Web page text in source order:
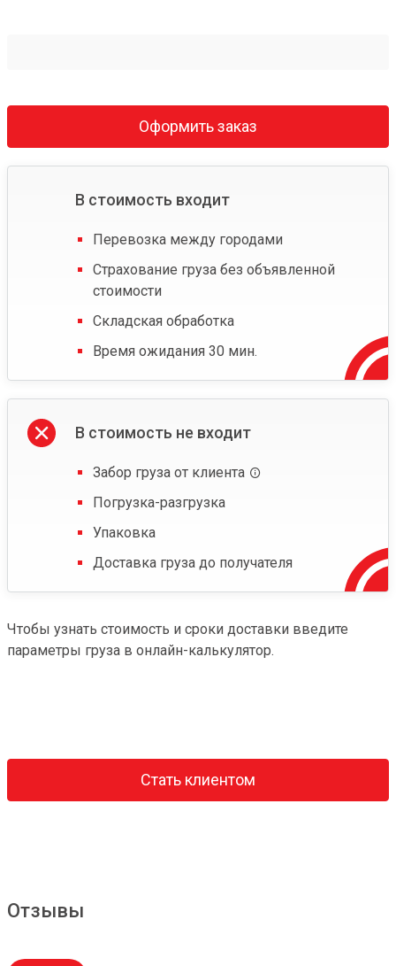
Оформить заказ
В стоимость входит
Перевозка между городами
Страхование груза без объявленной
стоимости
Складская обработка
Время ожидания 30 мин.
В стоимость не входит
Забор груза от клиента
Погрузка-разгрузка
Упаковка
Доставка груза до получателя
Чтобы узнать стоимость и сроки доставки введите
параметры груза в онлайн-калькулятор.
Стать клиентом
Отзывы